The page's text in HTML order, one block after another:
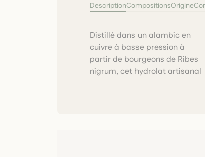
DescriptionCompositionsOrigine
Distillé dans un alambic en
cuivre à basse pression à
partir de bourgeons de Ribes
nigrum, cet hydrolat artisanal
Bio stimule les défenses, aide
au drainage et soutient la
souplesse articulaire et la